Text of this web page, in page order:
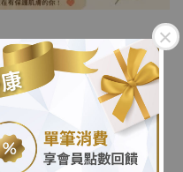
天氣，偶爾還飄著幾滴毛
太陽，心想：「今天陰
那一層黏膩的防曬乳了